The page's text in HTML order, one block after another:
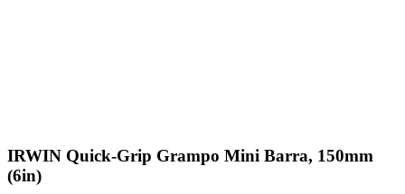
IRWIN Quick-Grip Grampo Mini Barra, 150mm
(6in)